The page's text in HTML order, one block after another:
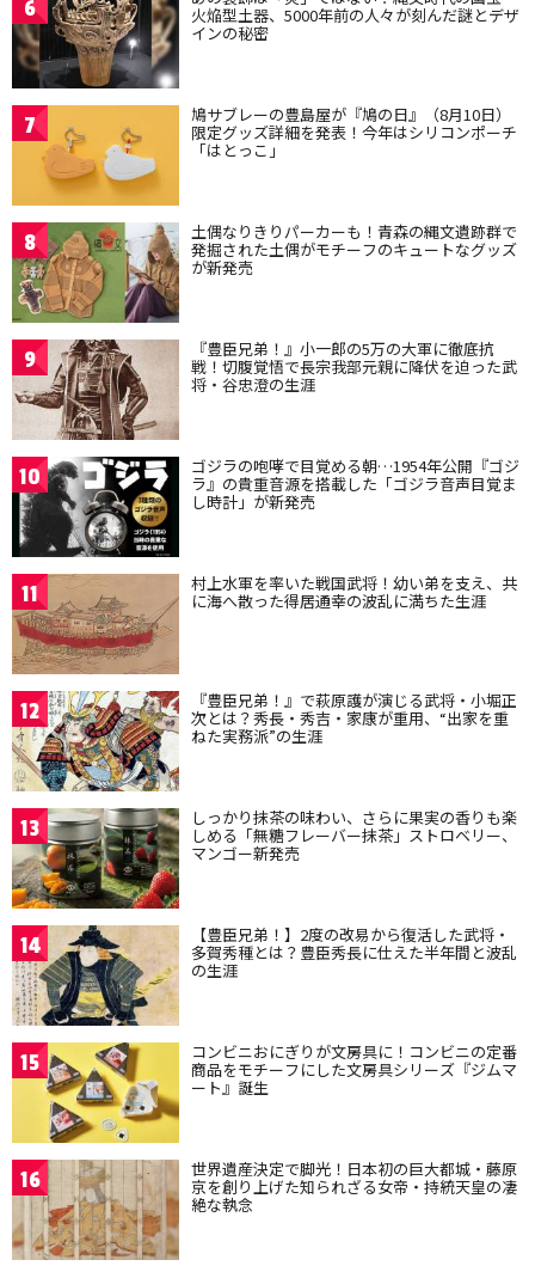
6 火焔型土器、5000年前の人々が刻んだ謎とデザ
インの秘密
7 鳩サブレーの豊島屋が『鳩の日』（8月10日）
限定グッズ詳細を発表！今年はシリコンポーチ
「はとっこ」
8 土偶なりきりパーカーも！青森の縄文遺跡群で
発掘された土偶がモチーフのキュートなグッズ
が新発売
9 『豊臣兄弟！』小一郎の5万の大軍に徹底抗
戦！切腹覚悟で長宗我部元親に降伏を迫った武
将・谷忠澄の生涯
10 ゴジラの咆哮で目覚める朝…1954年公開『ゴジ
ラ』の貴重音源を搭載した「ゴジラ音声目覚ま
し時計」が新発売
11 村上水軍を率いた戦国武将！幼い弟を支え、共
に海へ散った得居通幸の波乱に満ちた生涯
12 『豊臣兄弟！』で萩原護が演じる武将・小堀正
次とは？秀長・秀吉・家康が重用、“出家を重
ねた実務派”の生涯
13 しっかり抹茶の味わい、さらに果実の香りも楽
しめる「無糖フレーバー抹茶」ストロベリー、
マンゴー新発売
14 【豊臣兄弟！】2度の改易から復活した武将・
多賀秀種とは？豊臣秀長に仕えた半年間と波乱
の生涯
15 コンビニおにぎりが文房具に！コンビニの定番
商品をモチーフにした文房具シリーズ『ジムマ
ート』誕生
16 世界遺産決定で脚光！日本初の巨大都城・藤原
京を創り上げた知られざる女帝・持統天皇の凄
絶な執念